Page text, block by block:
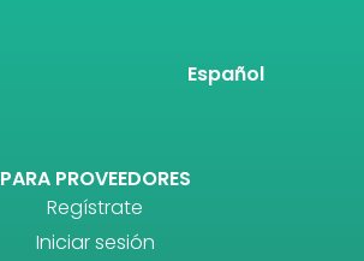
Español
PARA PROVEEDORES
Regístrate
Iniciar sesión